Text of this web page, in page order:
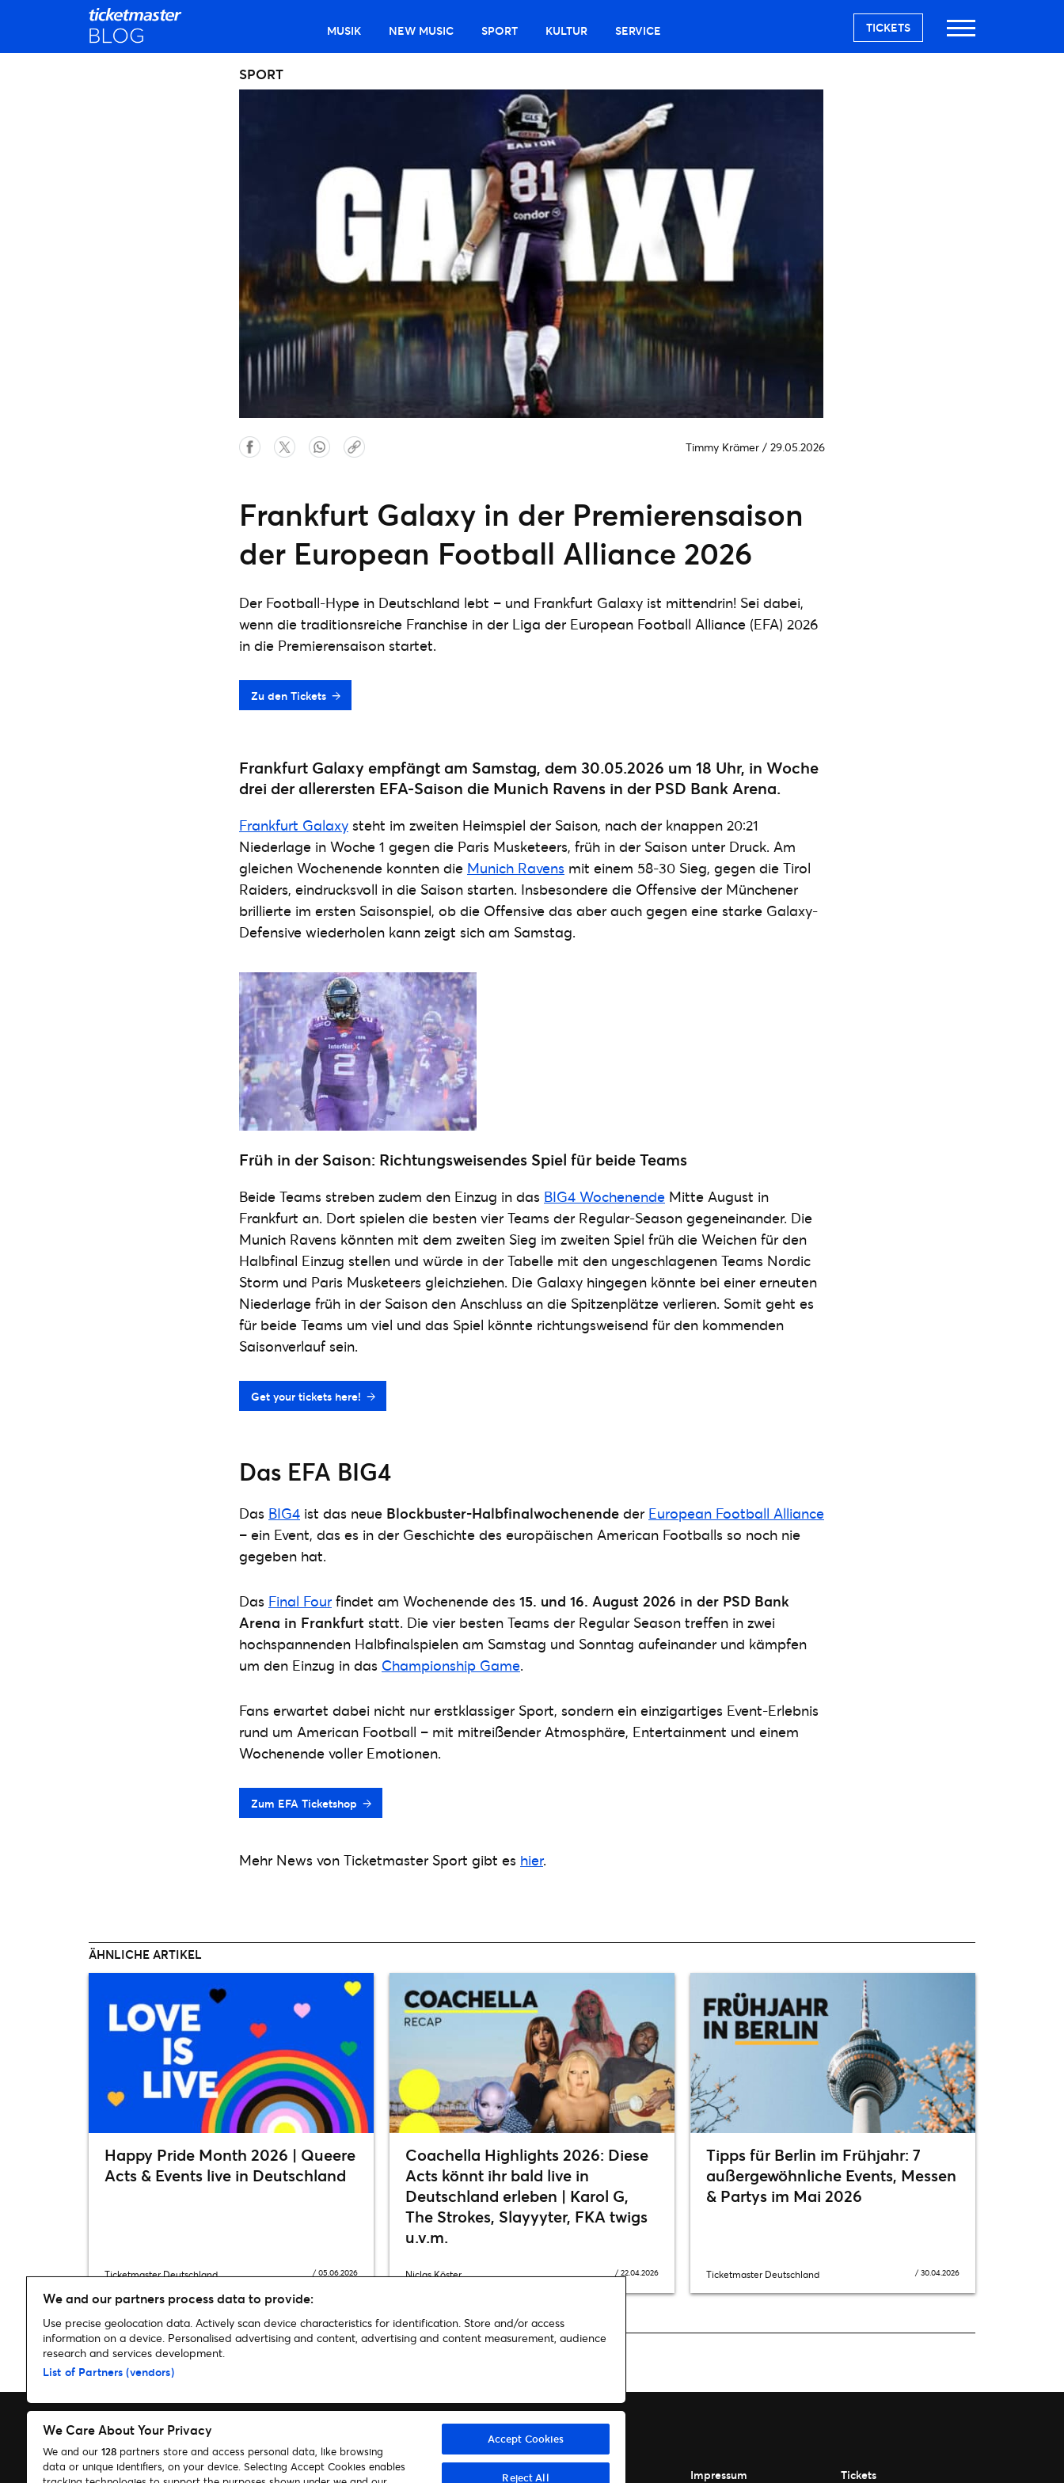
MUSIK NEW MUSIC SPORT KULTUR SERVICE TICKETS
SPORT
Timmy Krämer / 29.05.2026
Frankfurt Galaxy in der Premierensaison
der European Football Alliance 2026
Der Football-Hype in Deutschland lebt – und Frankfurt Galaxy ist mittendrin! Sei dabei,
wenn die traditionsreiche Franchise in der Liga der European Football Alliance (EFA) 2026
in die Premierensaison startet.
Zu den Tickets
Frankfurt Galaxy empfängt am Samstag, dem 30.05.2026 um 18 Uhr, in Woche
drei der allerersten EFA-Saison die Munich Ravens in der PSD Bank Arena.
Frankfurt Galaxy steht im zweiten Heimspiel der Saison, nach der knappen 20:21
Niederlage in Woche 1 gegen die Paris Musketeers, früh in der Saison unter Druck. Am
gleichen Wochenende konnten die Munich Ravens mit einem 58-30 Sieg, gegen die Tirol
Raiders, eindrucksvoll in die Saison starten. Insbesondere die Offensive der Münchener
brillierte im ersten Saisonspiel, ob die Offensive das aber auch gegen eine starke Galaxy-
Defensive wiederholen kann zeigt sich am Samstag.
Früh in der Saison: Richtungsweisendes Spiel für beide Teams
Beide Teams streben zudem den Einzug in das BIG4 Wochenende Mitte August in
Frankfurt an. Dort spielen die besten vier Teams der Regular-Season gegeneinander. Die
Munich Ravens könnten mit dem zweiten Sieg im zweiten Spiel früh die Weichen für den
Halbfinal Einzug stellen und würde in der Tabelle mit den ungeschlagenen Teams Nordic
Storm und Paris Musketeers gleichziehen. Die Galaxy hingegen könnte bei einer erneuten
Niederlage früh in der Saison den Anschluss an die Spitzenplätze verlieren. Somit geht es
für beide Teams um viel und das Spiel könnte richtungsweisend für den kommenden
Saisonverlauf sein.
Get your tickets here!
Das EFA BIG4
Das BIG4 ist das neue Blockbuster-Halbfinalwochenende der European Football Alliance
– ein Event, das es in der Geschichte des europäischen American Footballs so noch nie
gegeben hat.
Das Final Four findet am Wochenende des 15. und 16. August 2026 in der PSD Bank
Arena in Frankfurt statt. Die vier besten Teams der Regular Season treffen in zwei
hochspannenden Halbfinalspielen am Samstag und Sonntag aufeinander und kämpfen
um den Einzug in das Championship Game.
Fans erwartet dabei nicht nur erstklassiger Sport, sondern ein einzigartiges Event-Erlebnis
rund um American Football – mit mitreißender Atmosphäre, Entertainment und einem
Wochenende voller Emotionen.
Zum EFA Ticketshop
Mehr News von Ticketmaster Sport gibt es hier.
ÄHNLICHE ARTIKEL
Happy Pride Month 2026 | Queere
Acts & Events live in Deutschland
Ticketmaster Deutschland /05.06.2026
Coachella Highlights 2026: Diese
Acts könnt ihr bald live in
Deutschland erleben | Karol G,
The Strokes, Slayyyter, FKA twigs
u.v.m.
Niclas Köster /22.04.2026
Tipps für Berlin im Frühjahr: 7
außergewöhnliche Events, Messen
& Partys im Mai 2026
Ticketmaster Deutschland /30.04.2026
Home»Sport»Frankfurt Galaxy in der Premierensaison der European Football Alliance 2026
Suchen Autor*innen Kontakt Impressum Tickets
We and our partners process data to provide:
Use precise geolocation data. Actively scan device characteristics for identification. Store and/or access
information on a device. Personalised advertising and content, advertising and content measurement, audience
research and services development.
List of Partners (vendors)
We Care About Your Privacy
We and our 128 partners store and access personal data, like browsing
data or unique identifiers, on your device. Selecting Accept Cookies enables
Accept Cookies
Reject All